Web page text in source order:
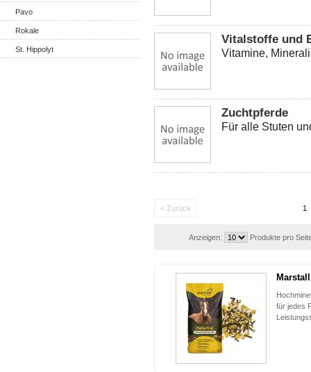
Pavo
Rokale
St. Hippolyt
Vitalstoffe und
Vitamine,
Zuchtpferde
Für alle Stuten
« Zurück 1
Anzeigen: Produkte pro
für jedes